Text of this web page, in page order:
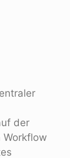
der